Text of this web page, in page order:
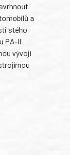
a
stého
PA-II
vývoji